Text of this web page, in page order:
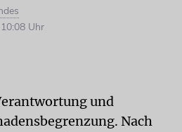
Uhr
und
Nach